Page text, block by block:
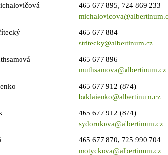
465 677 895, 724 869 233
465 677 884
stritecky@albertinum.cz
465 677 896
muthsamova@albertinum.cz
465 677 912 (874)
baklaienko@albertinum.cz
465 677 912 (874)
sydorukova@albertinum.cz
465 677 870, 725 990 704
motyckova@albertinum.cz